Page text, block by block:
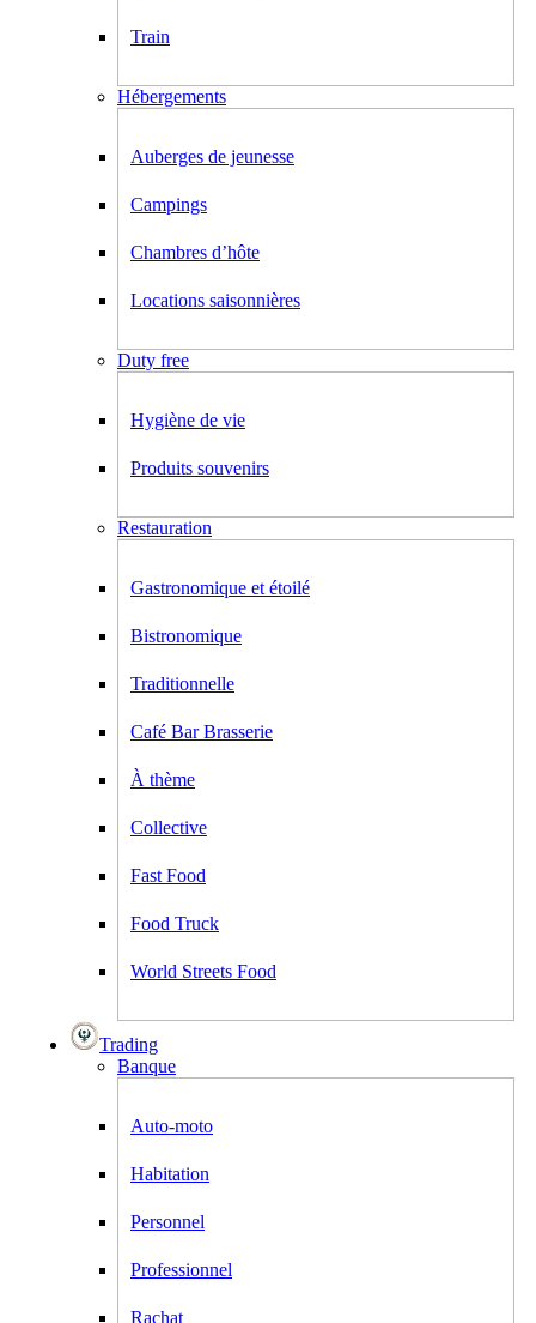
Train
Hébergements
Auberges de jeunesse
Campings
Chambres d’hôte
Locations saisonnières
Duty free
Hygiène de vie
Produits souvenirs
Restauration
Gastronomique et étoilé
Bistronomique
Traditionnelle
Café Bar Brasserie
À thème
Collective
Fast Food
Food Truck
World Streets Food
Trading
Banque
Auto-moto
Habitation
Personnel
Professionnel
Rachat